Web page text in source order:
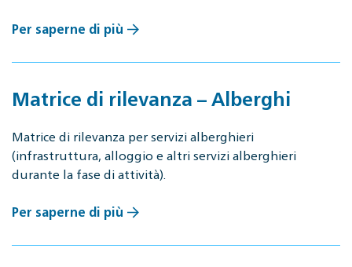
Per saperne di più
Matrice di rilevanza – Alberghi
Matrice di rilevanza per servizi alberghieri
(infrastruttura, alloggio e altri servizi alberghieri
durante la fase di attività).
Per saperne di più